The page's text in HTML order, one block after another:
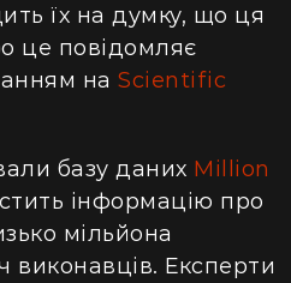
їх на думку, що ця
це повідомляє
на Scientific
базу даних Million
інформацію про
мільйона
виконавців. Експерти